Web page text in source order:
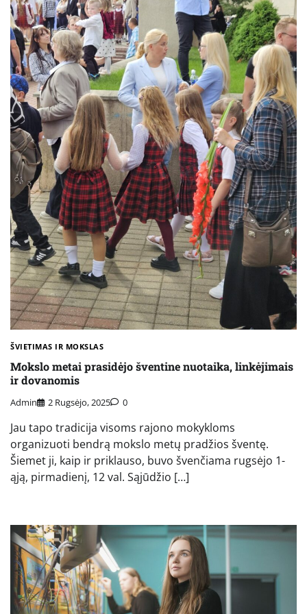
ŠVIETIMAS IR MOKSLAS
Mokslo metai prasidėjo šventine nuotaika, linkėjimais
ir dovanomis
Admin 2 Rugsėjo, 2025 0
Jau tapo tradicija visoms rajono mokykloms
organizuoti bendrą mokslo metų pradžios šventę.
Šiemet ji, kaip ir priklauso, buvo švenčiama rugsėjo 1-
ąją, pirmadienį, 12 val. Sąjūdžio […]